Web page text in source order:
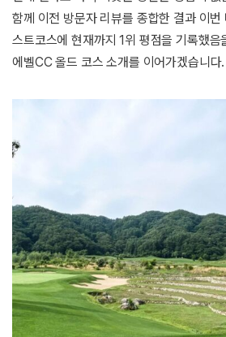
함께 이전 방문자 리뷰를 종합한 결과 이번
스트코스에 현재까지 1위 평점을 기록했음
에벨CC 올드 코스 소개를 이어가겠습니다.